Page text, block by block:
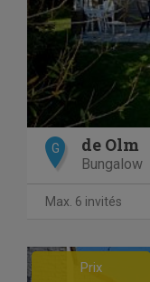
G de Olm
Bungalow
Max. 6 invités
Previous
Prix